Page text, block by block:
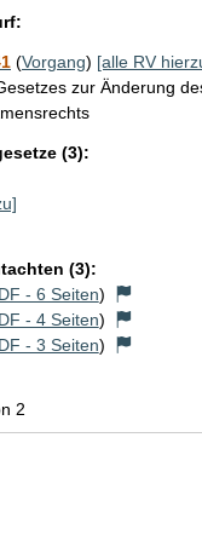
(Vorgang) [alle RV
zur Änderung
(3):
(3):
- 6 Seiten)
- 4 Seiten)
- 3 Seiten)
2